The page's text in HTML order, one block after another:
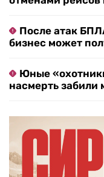
После атак
бизнес может
Юные
насмерть забили